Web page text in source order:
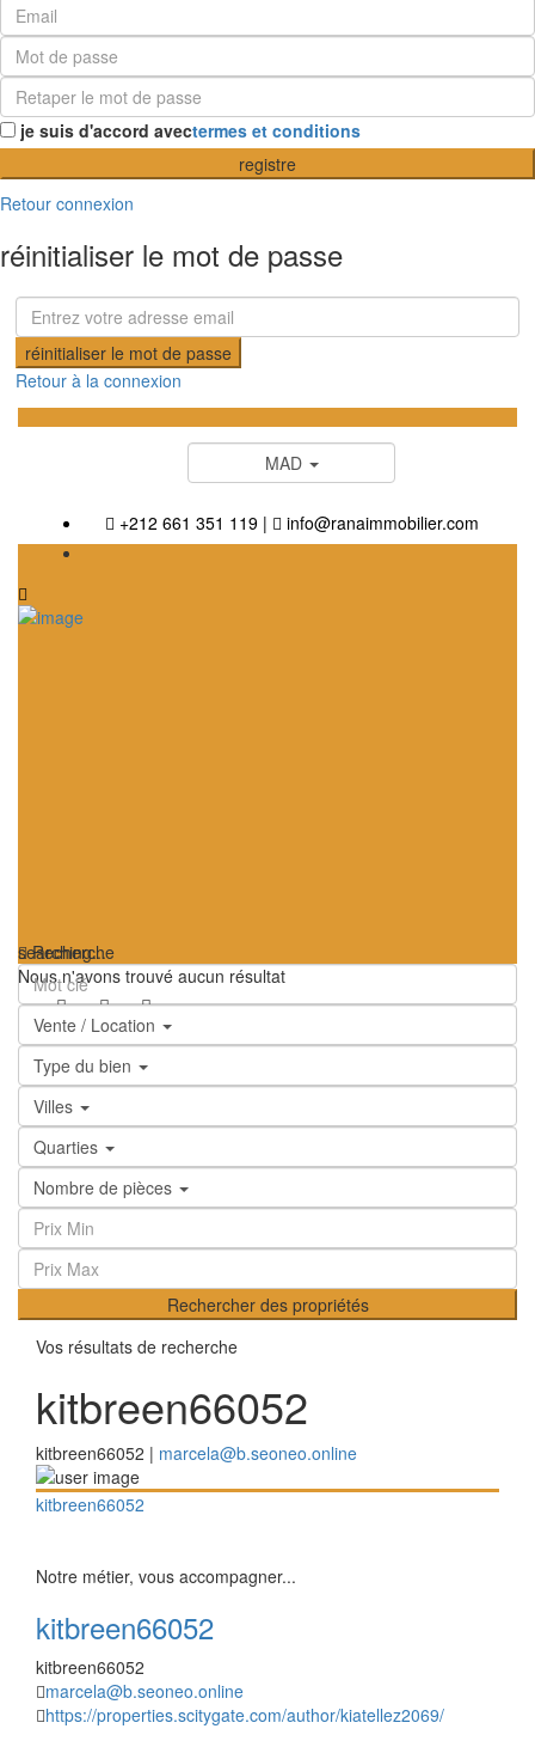
je suis d'accord avectermes et conditions
registre
Retour connexion
réinitialiser le mot de passe
réinitialiser le mot de passe
Retour à la connexion
MAD
+212 661 351 119| info@ranaimmobilier.com
searching...
Nous n'avons trouvé aucun résultat
Recherche
Vente / Location
Type du bien
Villes
Quarties
Nombre de pièces
Rechercher des propriétés
Vos résultats de recherche
kitbreen66052
kitbreen66052 | marcela@b.seoneo.online
kitbreen66052
Notre métier, vous accompagner...
kitbreen66052
kitbreen66052
marcela@b.seoneo.online
https://properties.scitygate.com/author/kiatellez2069/